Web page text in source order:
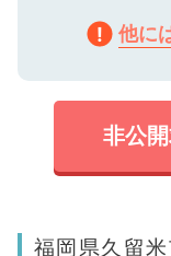
他に
非公
福岡県久留